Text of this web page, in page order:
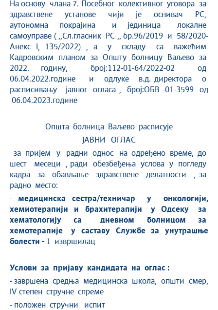
На основу члана 7. Посебног колективног уговора за
здравствене установе чији је оснивач РС,
аутономна покрајина и јединица локалне
самоуправе ( ,,Сл.гласник РС ,, бр.96/2019 и 58/2020-
Анекс I, 135/2022) , а у складу са важећим
Кадровским планом за Општу болницу Ваљево за
2022. годину, број:112-01-64/2022-02 од
06.04.2022.године и одлуке в.д. директора о
расписивању јавног огласа , брoj:ОБВ -01-3599 од
06.04.2023.године
Општа болница Ваљево расписује
ЈАВНИ ОГЛАС
за пријем у радни однос на одређено време, до
шест месеци , ради обезбеђења услова у погледу
кадра за обављање здравствене делатности , за
радно место:
- медицинска сестра/техничар у онкологији,
хемиотерапији и брахитерапији у Одсеку за
хематологију са дневном болницом за
хемотерапије у саставу Службе за унутрашње
болести - 1 извршилац
Услови за пријаву кандидата на оглас :
-завршена средња медицинска школа, општи смер,
IV степен стручне спреме
- положен стручни испит